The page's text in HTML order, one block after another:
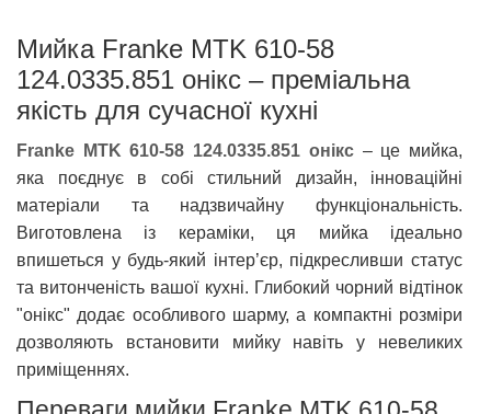
Мийка Franke MTK 610-58
124.0335.851 онікс – преміальна
якість для сучасної кухні
Franke MTK 610-58 124.0335.851 онікс– це мийка,
яка поєднує в собі стильний дизайн, інноваційні
матеріали та надзвичайну функціональність.
Виготовлена із кераміки, ця мийка ідеально
впишеться у будь-який інтер’єр, підкресливши статус
та витонченість вашої кухні. Глибокий чорний відтінок
"онікс" додає особливого шарму, а компактні розміри
дозволяють встановити мийку навіть у невеликих
приміщеннях.